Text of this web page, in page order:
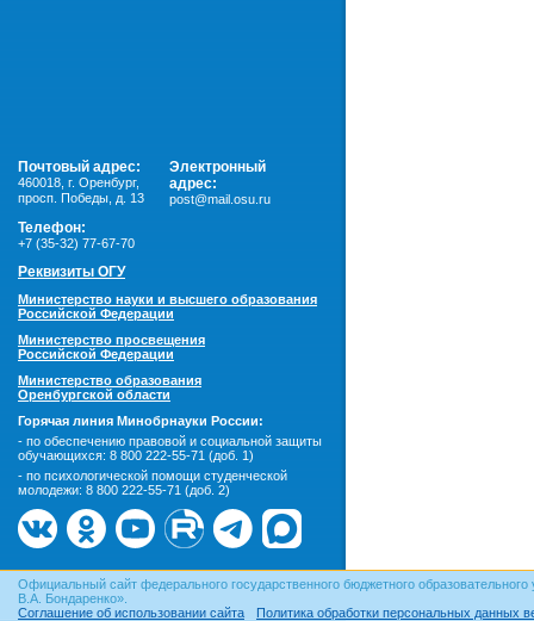
Почтовый адрес:
460018 г. Оренбург,
просп. Победы, д. 13
Электронный
адрес:
post@mail.osu.ru
Телефон:
+7 (35-32) 77-67-70
Реквизиты ОГУ
Министерство науки и высшего образования
Российской Федерации
Министерство просвещения
Российской Федерации
Министерство образования
Оренбургской области
Горячая линия Минобрнауки России:
- по обеспечению правовой и социальной защиты
обучающихся: 8 800 222-55-71 (доб. 1)
- по психологической помощи студенческой
молодежи: 8 800 222-55-71 (доб. 2)
Официальный сайт федерального государственного бюджетного
В.А. Бондаренко».
Соглашение об использовании сайта
Политика обработки персональных данных